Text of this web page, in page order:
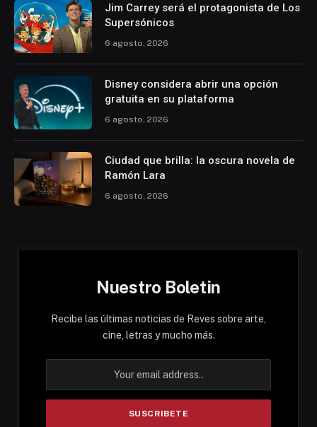
Jim Carrey será el protagonista de Los
Supersónicos
6 agosto, 2026
Disney considera abrir una opción
gratuita en su plataforma
6 agosto, 2026
Ciudad que brilla: la oscura novela de
Ramón Lara
6 agosto, 2026
Nuestro Boletin
Recibe las últimas noticias de Reves sobre arte,
cine, letras y mucho más.